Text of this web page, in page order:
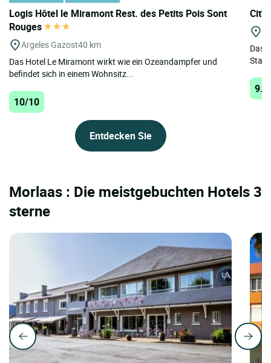
Logis Hôtel le Miramont Rest. des Petits Pois Sont
Rouges
Argeles Gazost40 km
Das Hotel Le Miramont wirkt wie ein Ozeandampfer und
befindet sich in einem Wohnsitz...
10/10
Entdecken Sie
Das
Morlaas : Die meistgebuchten Hotels 3
sterne